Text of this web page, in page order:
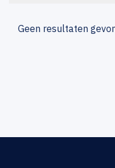
Geen resultaten